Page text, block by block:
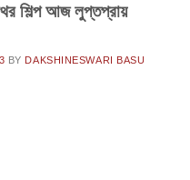
শিল্প আজ লুপ্তপ্রায়
BY DAKSHINESWARI BASU